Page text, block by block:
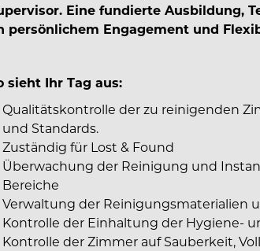
Eine fundierte Ausbildung,
persönlichem Engagement und
sieht Ihr Tag aus:
Qualitätskontrolle der zu reinigenden
und Standards.
Zuständig für Lost & Found
Überwachung der Reinigung und
Bereiche
Verwaltung der Reinigungsmaterialien
Kontrolle der Einhaltung der Hygiene-
Kontrolle der Zimmer auf Sauberkeit,